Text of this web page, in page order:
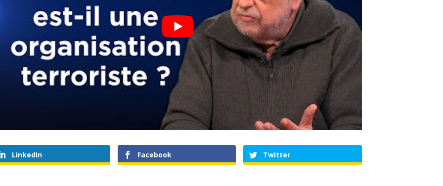
LinkedIn Facebook Twitter